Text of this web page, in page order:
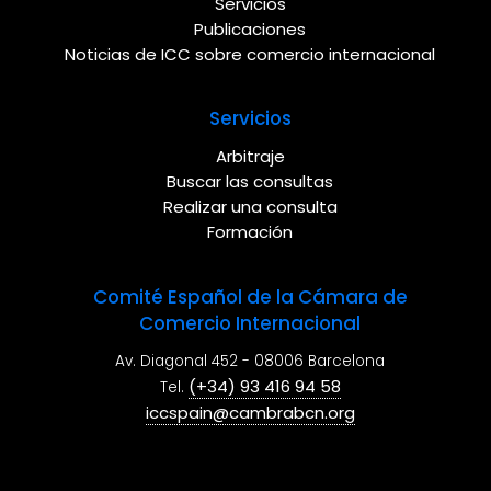
Publicaciones
Noticias de ICC sobre comercio internacional
Servicios
Arbitraje
Buscar las consultas
Realizar una consulta
Formación
Comité Español de la Cámara de
Comercio Internacional
Av. Diagonal 452 - 08006 Barcelona
Tel. (+34) 93 416 94 58
iccspain@cambrabcn.org